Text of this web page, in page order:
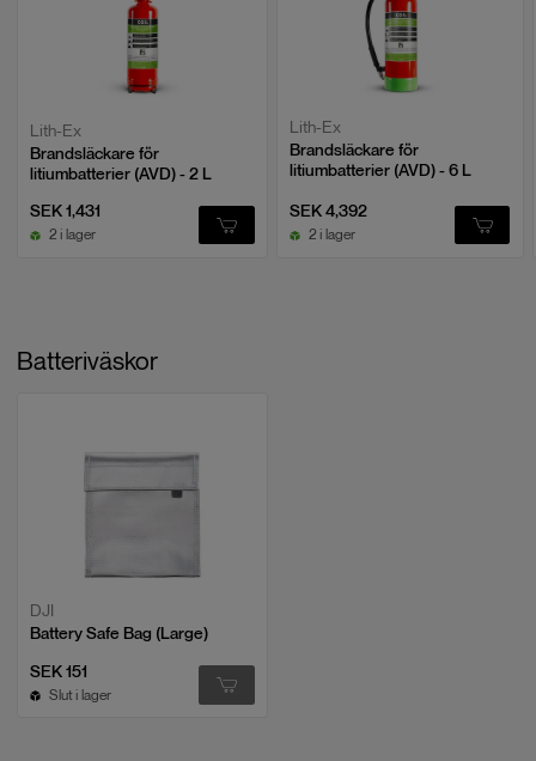
Lith-Ex
Brandsläckare för
litiumbatterier (AVD) - 2 L
SEK 1,431
2 i lager
Lith-Ex
Brandsläckare för
litiumbatterier (AVD) - 6 L
SEK 4,392
2 i lager
Batteriväskor
DJI
Battery Safe Bag (Large)
SEK 151
Slut i lager